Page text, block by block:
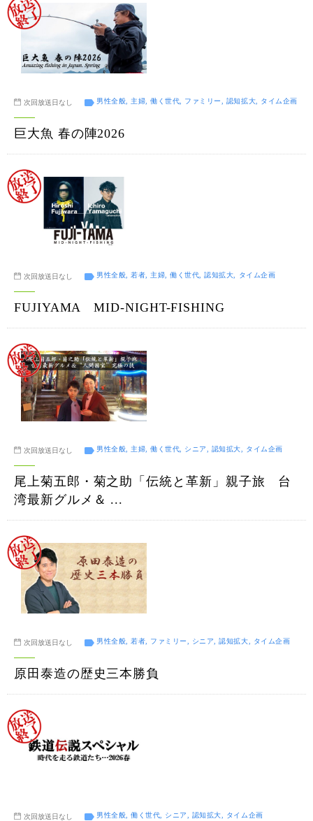
次回放送日なし 男性全般, 主婦, 働く世代, ファミリー, 認知拡大, タイム企画
巨大魚 春の陣2026
次回放送日なし 男性全般, 若者, 主婦, 働く世代, 認知拡大, タイム企画
FUJIYAMA MID-NIGHT-FISHING
次回放送日なし 男性全般, 主婦, 働く世代, シニア, 認知拡大, タイム企画
尾上菊五郎・菊之助「伝統と革新」親子旅 台
湾最新グルメ＆ ...
次回放送日なし 男性全般, 若者, ファミリー, シニア, 認知拡大, タイム企画
原田泰造の歴史三本勝負
次回放送日なし 男性全般, 働く世代, シニア, 認知拡大, タイム企画